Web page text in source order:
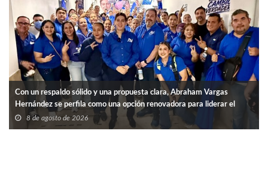
Con un respaldo sólido y una propuesta clara, Abraham Vargas
Hernández se perfila como una opción renovadora para liderar el
SNTISSSTE en Tamaulipas.
8 de agosto de 2026